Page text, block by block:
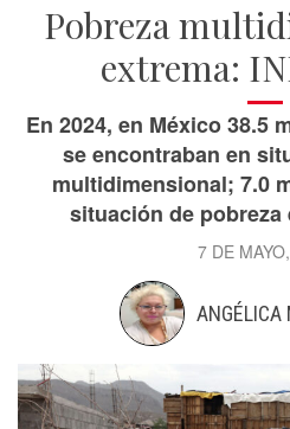
Pobreza
extrema:
En 2024, en México 38.5
se encontraban en
multidimensional; 7.0
situación de
7 DE
ANGÉLICA